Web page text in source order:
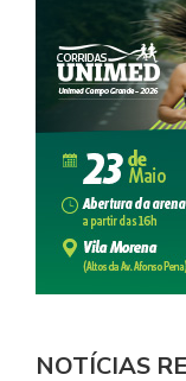
NOTÍCIAS